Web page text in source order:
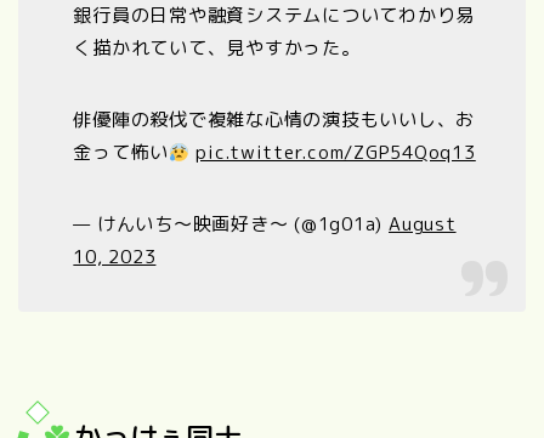
銀行員の日常や融資システムについてわかり易
く描かれていて、見やすかった。
俳優陣の殺伐で複雑な心情の演技もいいし、お
金って怖い
pic.twitter.com/ZGP54Qoq13
— けんいち〜映画好き〜 (@1g01a) August
10, 2023